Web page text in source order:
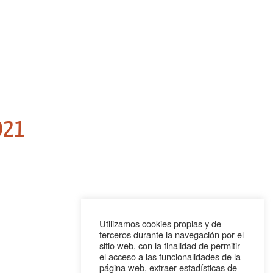
Utilizamos cookies propias y de
terceros durante la navegación por el
sitio web, con la finalidad de permitir
el acceso a las funcionalidades de la
página web, extraer estadísticas de